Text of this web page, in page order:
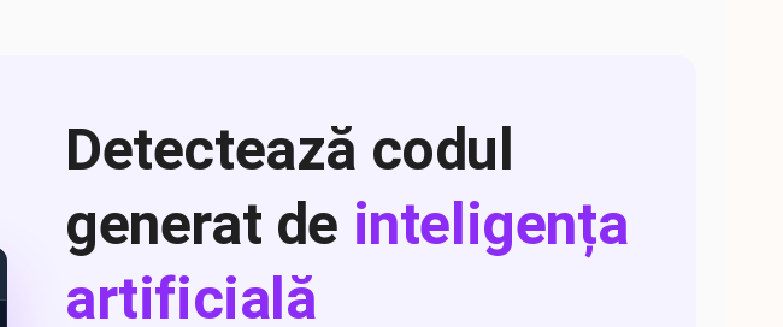
Detectează codul
generat de inteligența
artificială